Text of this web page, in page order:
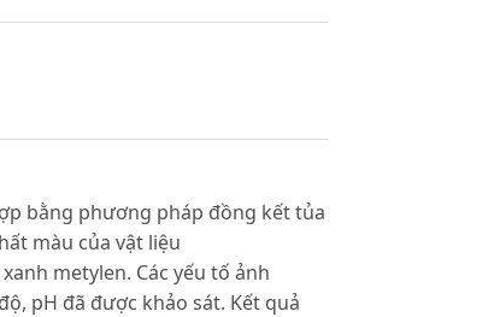
bằng phương pháp đồng kết tủa
màu của vật liệu
metylen. Các yếu tố ảnh
pH đã được khảo sát. Kết quả